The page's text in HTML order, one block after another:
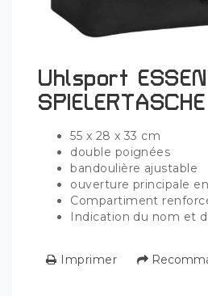
Uhlsport
SPIELERTASCHE
55 x 28 x 33 cm
double poignées
bandoulière ajustable
ouverture principale
Compartiment
Indication du nom et
Imprimer